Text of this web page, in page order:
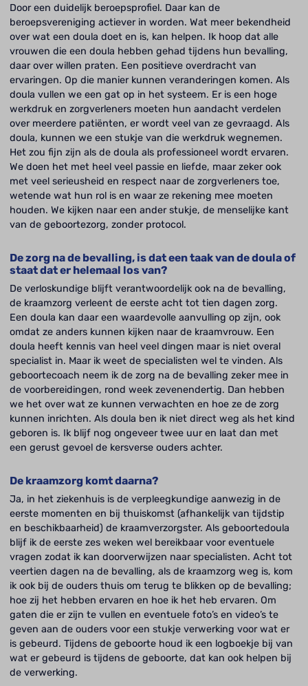
Door een duidelijk beroepsprofiel. Daar kan de
beroepsvereniging actiever in worden. Wat meer bekendheid
over wat een doula doet en is, kan helpen. Ik hoop dat alle
vrouwen die een doula hebben gehad tijdens hun bevalling,
daar over willen praten. Een positieve overdracht van
ervaringen. Op die manier kunnen veranderingen komen. Als
doula vullen we een gat op in het systeem. Er is een hoge
werkdruk en zorgverleners moeten hun aandacht verdelen
over meerdere patiënten, er wordt veel van ze gevraagd. Als
doula, kunnen we een stukje van die werkdruk wegnemen.
Het zou fijn zijn als de doula als professioneel wordt ervaren.
We doen het met heel veel passie en liefde, maar zeker ook
met veel serieusheid en respect naar de zorgverleners toe,
wetende wat hun rol is en waar ze rekening mee moeten
houden. We kijken naar een ander stukje, de menselijke kant
van de geboortezorg, zonder protocol.
De zorg na de bevalling, is dat een taak van de doula of
staat dat er helemaal los van?
De verloskundige blijft verantwoordelijk ook na de bevalling,
de kraamzorg verleent de eerste acht tot tien dagen zorg.
Een doula kan daar een waardevolle aanvulling op zijn, ook
omdat ze anders kunnen kijken naar de kraamvrouw. Een
doula heeft kennis van heel veel dingen maar is niet overal
specialist in. Maar ik weet de specialisten wel te vinden. Als
geboortecoach neem ik de zorg na de bevalling zeker mee in
de voorbereidingen, rond week zevenendertig. Dan hebben
we het over wat ze kunnen verwachten en hoe ze de zorg
kunnen inrichten. Als doula ben ik niet direct weg als het kind
geboren is. Ik blijf nog ongeveer twee uur en laat dan met
een gerust gevoel de kersverse ouders achter.
De kraamzorg komt daarna?
Ja, in het ziekenhuis is de verpleegkundige aanwezig in de
eerste momenten en bij thuiskomst (afhankelijk van tijdstip
en beschikbaarheid) de kraamverzorgster. Als geboortedoula
blijf ik de eerste zes weken wel bereikbaar voor eventuele
vragen zodat ik kan doorverwijzen naar specialisten. Acht tot
veertien dagen na de bevalling, als de kraamzorg weg is, kom
ik ook bij de ouders thuis om terug te blikken op de bevalling;
hoe zij het hebben ervaren en hoe ik het heb ervaren. Om
gaten die er zijn te vullen en eventuele foto’s en video’s te
geven aan de ouders voor een stukje verwerking voor wat er
is gebeurd. Tijdens de geboorte houd ik een logboekje bij van
wat er gebeurd is tijdens de geboorte, dat kan ook helpen bij
de verwerking.